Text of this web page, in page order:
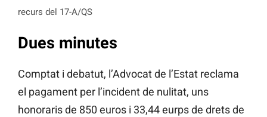
recurs del 17-A/QS
Dues minutes
Comptat i debatut, l’Advocat de l’Estat reclama
el pagament per l’incident de nulitat, uns
honoraris de 850 euros i 33,44 eurps de drets de